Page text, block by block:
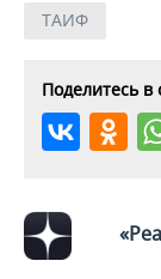
ТАИФ
Поделитесь в